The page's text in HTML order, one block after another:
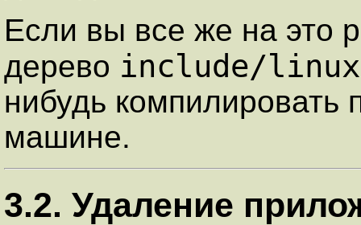
Если вы все же на это
дерево include/linux
нибудь компилировать
машине.
3.2. Удаление